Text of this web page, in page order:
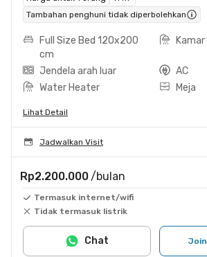
Tambahan penghuni tidak diperbolehkan
Full Size Bed 120x200
cm
Jendela arah luar
AC
Water Heater
Meja
Lihat Detail
Jadwalkan Visit
Rp2.200.000 /bulan
Termasuk internet/wifi
Tidak termasuk listrik
Chat